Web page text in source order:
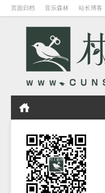
页面归档 音乐森林 站长博客